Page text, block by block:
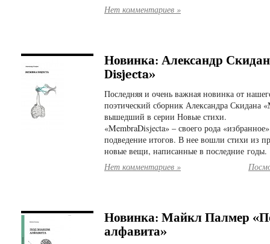
Нет комментариев »
Новинка: Александр
Disjecta»
Последняя и очень важная новинка от
поэтический сборник Александра Скидана
вышедший в серии Новые стихи.
«MembraDisjecta» – своего рода
подведение итогов. В нее вошли стихи из
новые вещи, написанные в последние годы.
Нет комментариев »
Новинка: Майкл Палмер
алфавита»